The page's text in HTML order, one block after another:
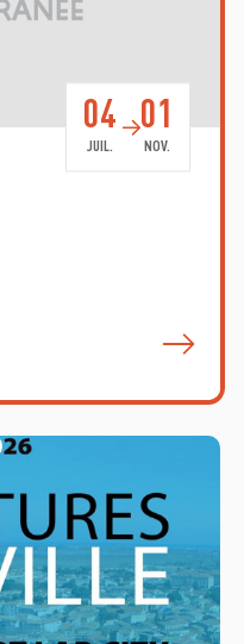
04
JUIL.
01
NOV.